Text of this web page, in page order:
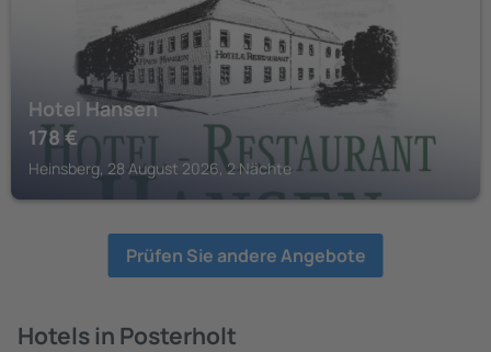
Hotel Hansen
178 €
Heinsberg, 28 August 2026, 2 Nächte
Prüfen Sie andere Angebote
Hotels in Posterholt